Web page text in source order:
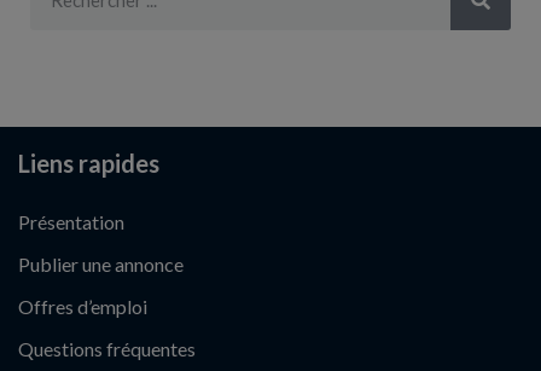
Liens rapides
Présentation
Publier une annonce
Offres d’emploi
Questions fréquentes